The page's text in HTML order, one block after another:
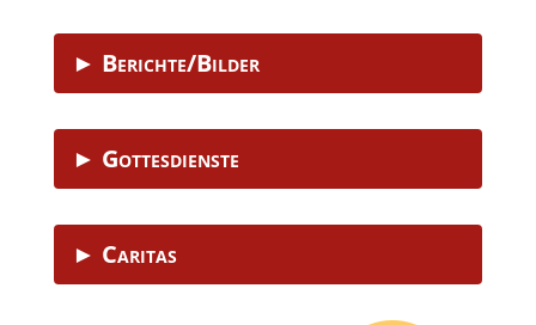
► Berichte/Bilder
► Gottesdienste
► Caritas